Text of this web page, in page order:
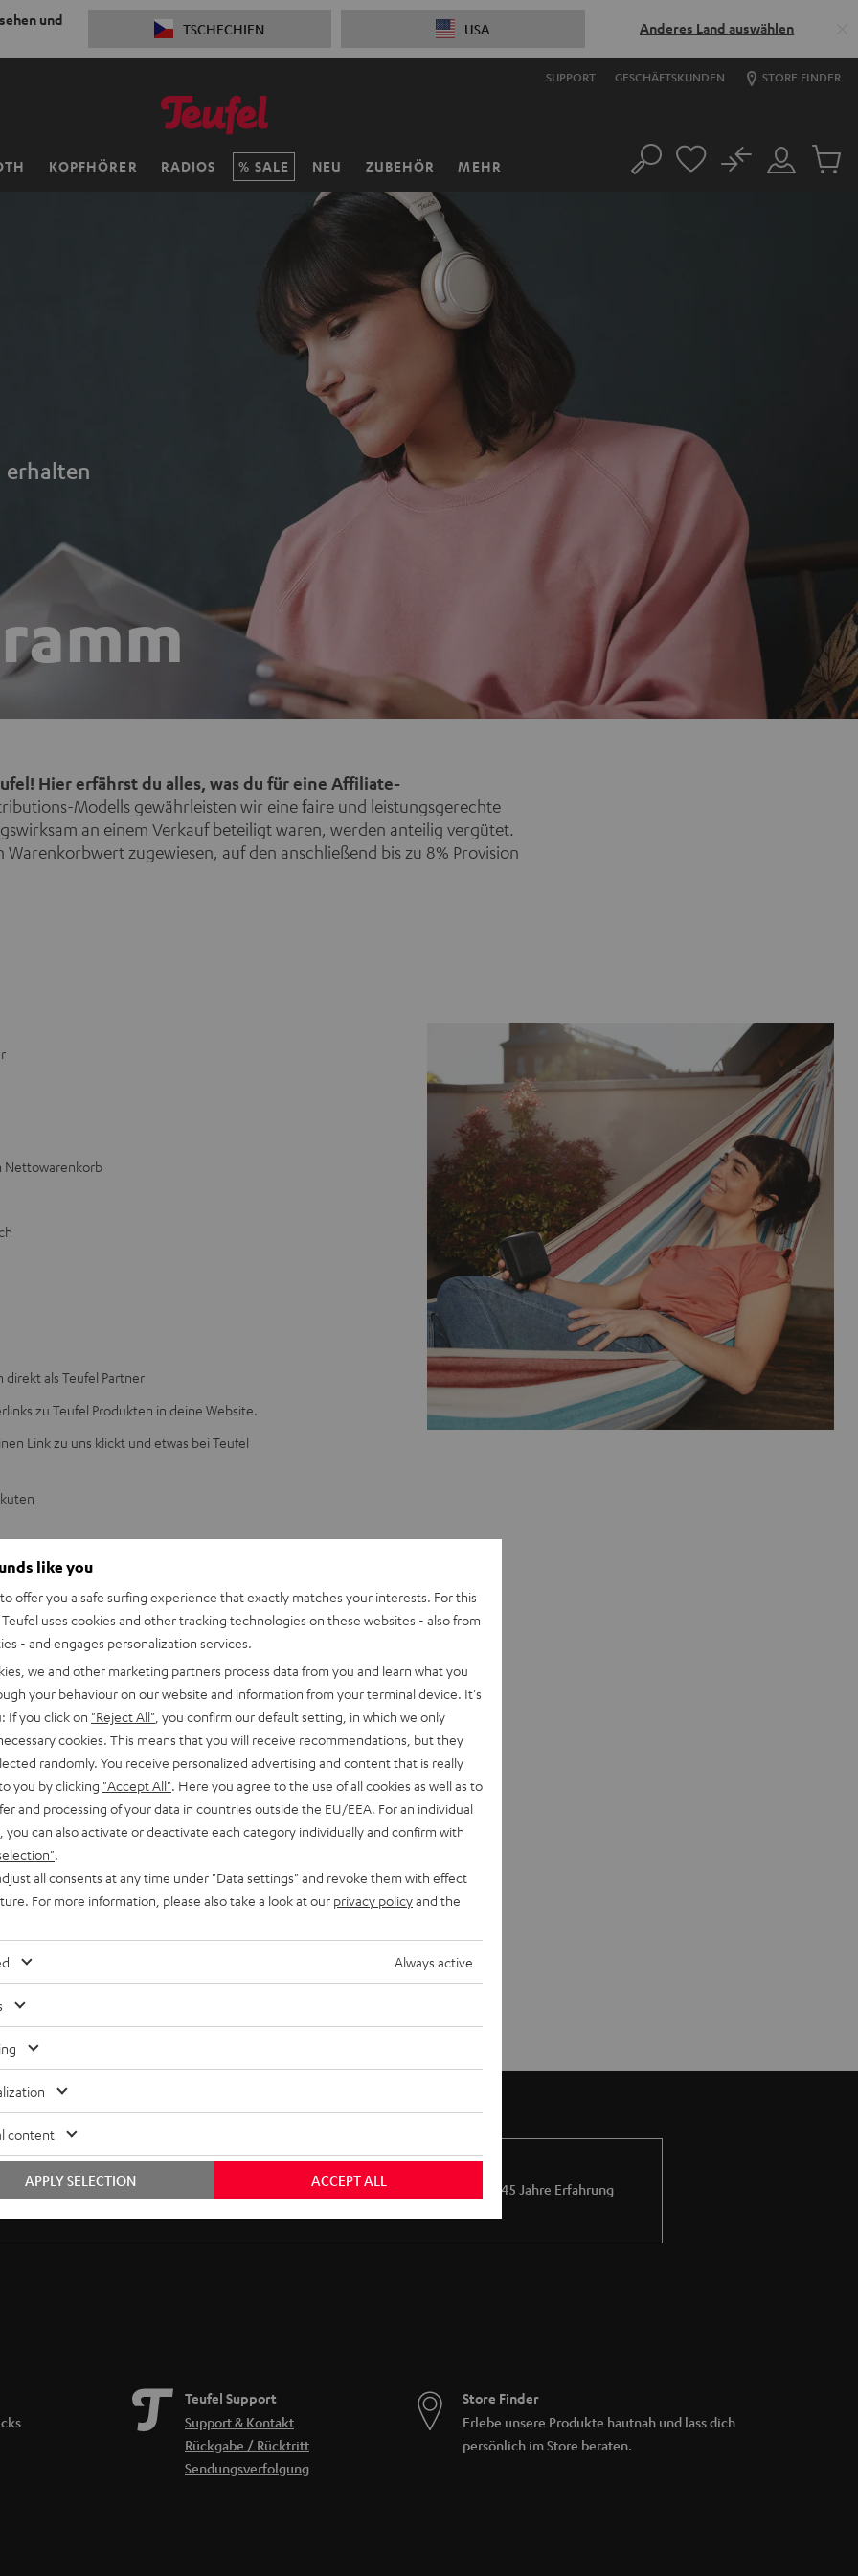
und
TSCHECHIEN USA Anderes Land auswählen
SUPPORT GESCHÄFTSKUNDEN STORE FINDER
KOPFHÖRER RADIOS SALE NEU ZUBEHÖR MEHR Suche
Mein
No
Artikel
erhalten
Hier erfährst du alles, was du für eine Affiliate-
Modells gewährleisten wir eine faire und leistungsgerechte
an einem Verkauf beteiligt waren, werden anteilig vergütet.
zugewiesen, auf den anschließend bis zu 8% Provision
Nettowarenkorb
als Teufel Partner
zu Teufel Produkten in deine Website.
Link zu uns klickt und etwas bei Teufel
Die Rückgabefrist beginnt mit Auslieferung der Ware. Wir bitten um
Grund auf den höchstmöglichen Zeitraum eingestellt haben. Wir
von Provisionszahlungen über 9 Wochen hinaus zu vermeiden.
begrüßen zu dürfen.
dann kannst du dich dort direkt bei unserem
gerne hier als Publisher und melde dich danach bei
Gratis Rückversand Inhouse Kundenservice Mehr als 45 Jahre Erfahrung
Teufel Support
Support & Kontakt
Rückgabe / Rücktritt
Sendungsverfolgung
Store Finder
Erlebe unsere Produkte hautnah und lass dich
persönlich im Store beraten.
like you
offer you a safe surfing experience that exactly matches your interests. For this
uses cookies and other tracking technologies on these websites - also from
- and engages personalization services.
we and other marketing partners process data from you and learn what you
your behaviour on our website and information from your terminal device. It's
If you click on "Reject All" , you confirm our default setting, in which we only
cookies. This means that you will receive recommendations, but they
randomly. You receive personalized advertising and content that is really
you by clicking "Accept All". Here you agree to the use of all cookies as well as to
and processing of your data in countries outside the EU/EEA. For an individual
you can also activate or deactivate each category individually and confirm with
.
all consents at any time under "Data settings" and revoke them with effect
For more information, please also take a look at our privacy policyand the
Always active
content
ACCEPT ALL
APPLY SELECTION